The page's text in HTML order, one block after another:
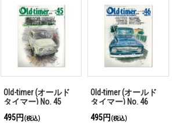
Old-timer (オールド
タイマー) No. 45
495円 (税込)
Old-timer (オールド
タイマー) No. 46
495円 (税込)